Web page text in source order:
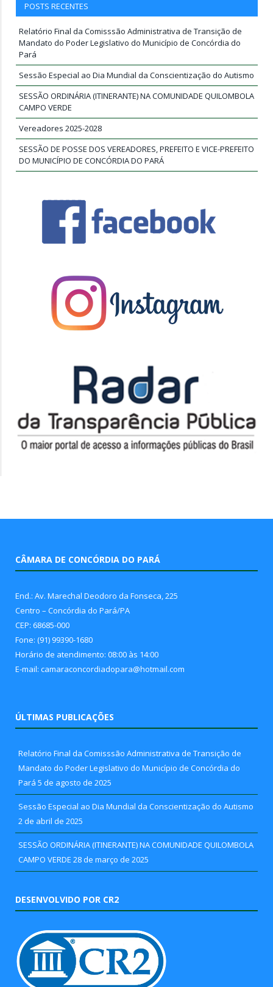
POSTS RECENTES
Relatório Final da Comisssão Administrativa de Transição de
Mandato do Poder Legislativo do Município de Concórdia do
Pará
Sessão Especial ao Dia Mundial da Conscientização do Autismo
SESSÃO ORDINÁRIA (ITINERANTE) NA COMUNIDADE QUILOMBOLA
CAMPO VERDE
Vereadores 2025-2028
SESSÃO DE POSSE DOS VEREADORES, PREFEITO E VICE-PREFEITO
DO MUNICÍPIO DE CONCÓRDIA DO PARÁ
CÂMARA DE CONCÓRDIA DO PARÁ
End.: Av. Marechal Deodoro da Fonseca, 225
Centro – Concórdia do Pará/PA
CEP: 68685-000
Fone: (91) 99390-1680
Horário de atendimento: 08:00 às 14:00
E-mail: camaraconcordiadopara@hotmail.com
ÚLTIMAS PUBLICAÇÕES
Relatório Final da Comisssão Administrativa de Transição de
Mandato do Poder Legislativo do Município de Concórdia do
Pará 5 de agosto de 2025
Sessão Especial ao Dia Mundial da Conscientização do Autismo
2 de abril de 2025
SESSÃO ORDINÁRIA (ITINERANTE) NA COMUNIDADE QUILOMBOLA
CAMPO VERDE 28 de março de 2025
DESENVOLVIDO POR CR2